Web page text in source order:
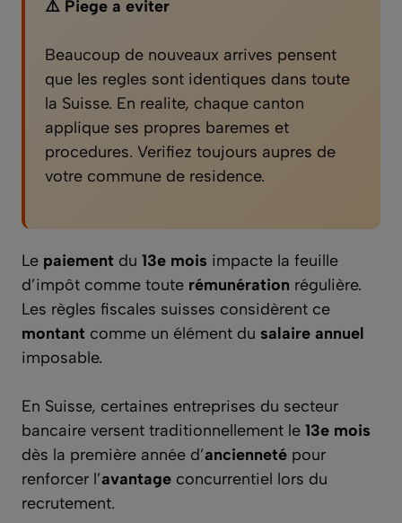
⚠️ Piege a eviter
Beaucoup de nouveaux arrives pensent
que les regles sont identiques dans toute
la Suisse. En realite, chaque canton
applique ses propres baremes et
procedures. Verifiez toujours aupres de
votre commune de residence.
Le paiement du 13e mois impacte la feuille
d’impôt comme toute rémunération régulière.
Les règles fiscales suisses considèrent ce
montant comme un élément du salaire annuel
imposable.
En Suisse, certaines entreprises du secteur
bancaire versent traditionnellement le 13e mois
dès la première année d’ancienneté pour
renforcer l’avantage concurrentiel lors du
recrutement.